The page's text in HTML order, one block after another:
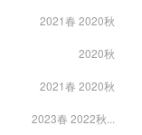
2021春 2020秋
2020秋
2021春 2020秋
2023春 2022秋...